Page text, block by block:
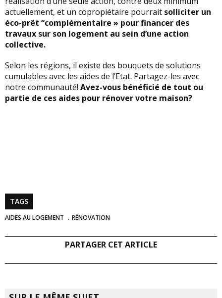
actuellement, et un copropiétaire pourrait solliciter un
éco-prêt “complémentaire » pour financer des
travaux sur son logement au sein d’une action
collective.
Selon les régions, il existe des bouquets de solutions
cumulables avec les aides de l’Etat. Partagez-les avec
notre communauté! Avez-vous bénéficié de tout ou
partie de ces aides pour rénover votre maison?
TAGS
AIDES AU LOGEMENT RÉNOVATION
PARTAGER CET ARTICLE